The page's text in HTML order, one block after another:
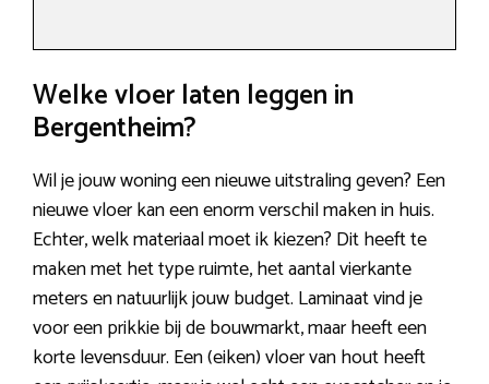
Welke vloer laten leggen in
Bergentheim?
Wil je jouw woning een nieuwe uitstraling geven? Een
nieuwe vloer kan een enorm verschil maken in huis.
Echter, welk materiaal moet ik kiezen? Dit heeft te
maken met het type ruimte, het aantal vierkante
meters en natuurlijk jouw budget. Laminaat vind je
voor een prikkie bij de bouwmarkt, maar heeft een
korte levensduur. Een (eiken) vloer van hout heeft